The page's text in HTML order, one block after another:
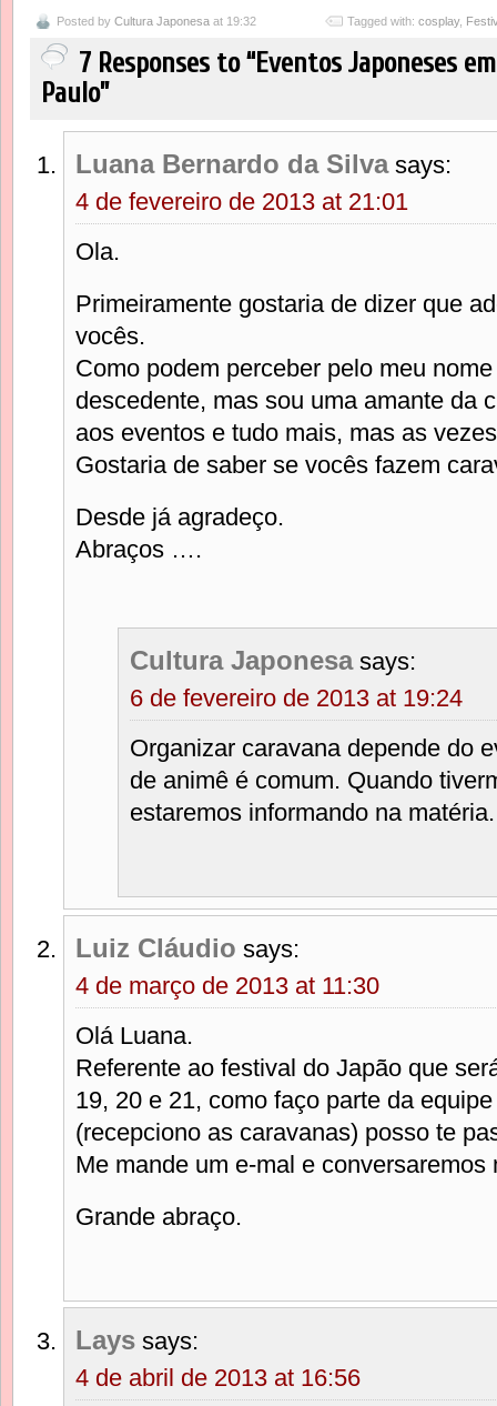
Posted by Cultura Japonesa at 19:32 Tagged with: cosplay,
7 Responses to “Eventos Japoneses
Paulo”
Luana Bernardo da Silva says:
4 de fevereiro de 2013 at 21:01
Ola.
Primeiramente gostaria de dizer que
vocês.
Como podem perceber pelo meu
descedente, mas sou uma amante da
aos eventos e tudo mais, mas as
Gostaria de saber se vocês fazem
Desde já agradeço.
Abraços ….
Cultura Japonesa says:
6 de fevereiro de 2013 at 19:24
Organizar caravana depende do
de animê é comum. Quando
estaremos informando na matéria.
Luiz Cláudio says:
4 de março de 2013 at 11:30
Olá Luana.
Referente ao festival do Japão que
19, 20 e 21, como faço parte da
(recepciono as caravanas) posso te
Me mande um e-mal e conversaremos
Grande abraço.
Lays says:
4 de abril de 2013 at 16:56